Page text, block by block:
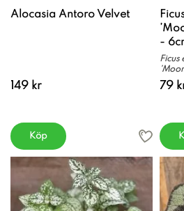
Alocasia Antoro Velvet
149 kr
Köp
-
Ficus
79